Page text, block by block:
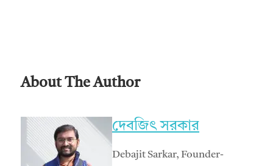
About The Author
দেবজিৎ সরকার
Debajit Sarkar, Founder-